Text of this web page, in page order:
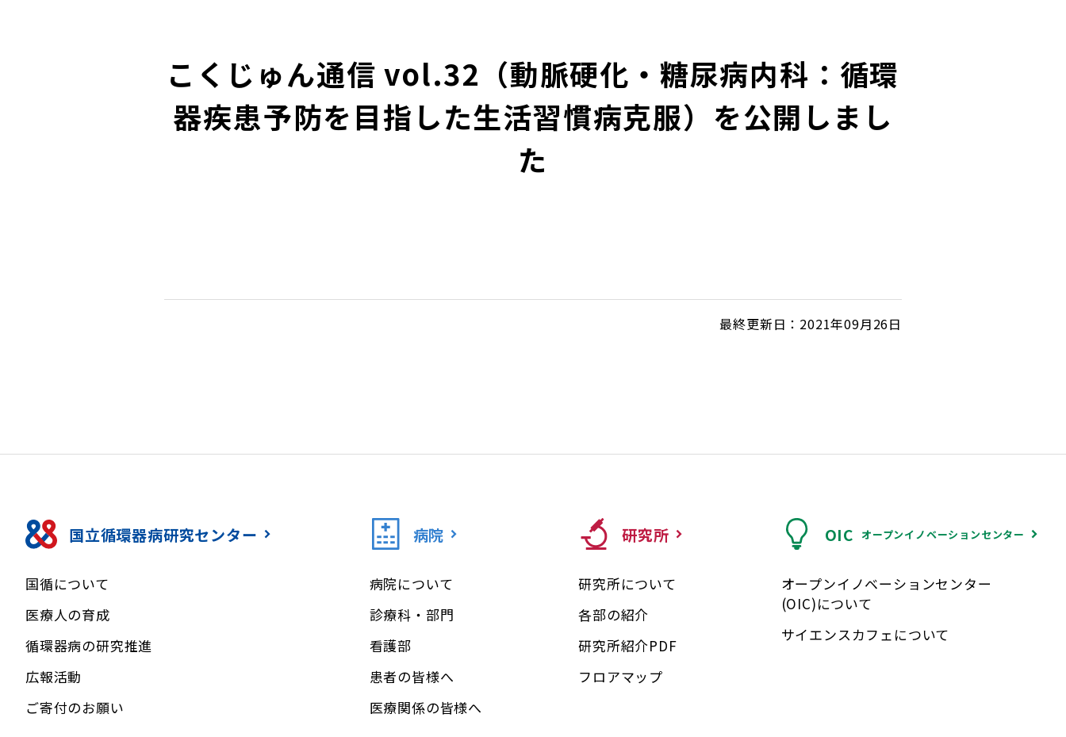
こくじゅん通信 vol.32（動脈硬化・糖尿病内科：循環
器疾患予防を目指した生活習慣病克服）を公開しまし
た
最終更新日：2021年09月26日
国立循環器病研究センター
国循について
医療人の育成
循環器病の研究推進
広報活動
ご寄付のお願い
病院
病院について
診療科・部門
看護部
患者の皆様へ
医療関係の皆様へ
研究所
研究所について
各部の紹介
研究所紹介PDF
フロアマップ
OIC オープンイノベーションセンター
オープンイノベーションセンター
(OIC)について
サイエンスカフェについて